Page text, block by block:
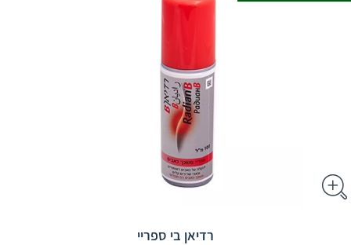
רדיאן בי ספריי